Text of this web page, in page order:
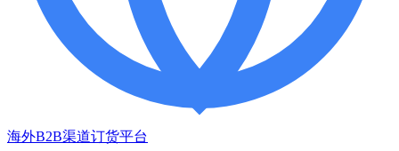
海外B2B渠道订货平台